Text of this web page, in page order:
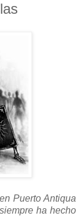
Puerto Antiqua
ha hecho